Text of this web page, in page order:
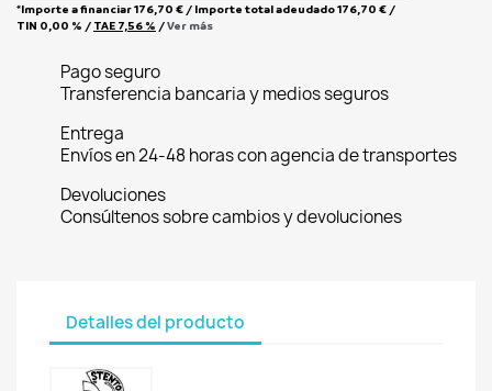
*Importe a financiar176,70 € / Importe total adeudado176,70 € /
TIN 0,00 % / TAE 7,56 % /Ver más
Pago seguro
Transferencia bancaria y medios seguros
Entrega
Envíos en 24-48 horas con agencia de transportes
Devoluciones
Consúltenos sobre cambios y devoluciones
Detalles del producto